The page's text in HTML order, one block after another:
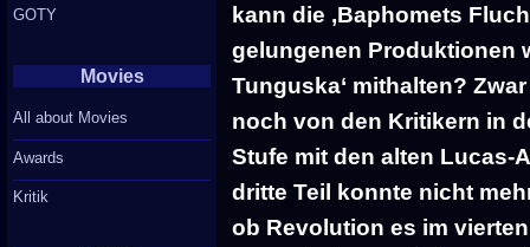
kann die ‚Baphomets
gelungenen Produktionen
Tunguska‘ mithalten?
noch von den Kritikern in
Stufe mit den alten Lucas-
dritte Teil konnte nicht
ob Revolution es im
GOTY
Movies
All about Movies
Awards
Kritik